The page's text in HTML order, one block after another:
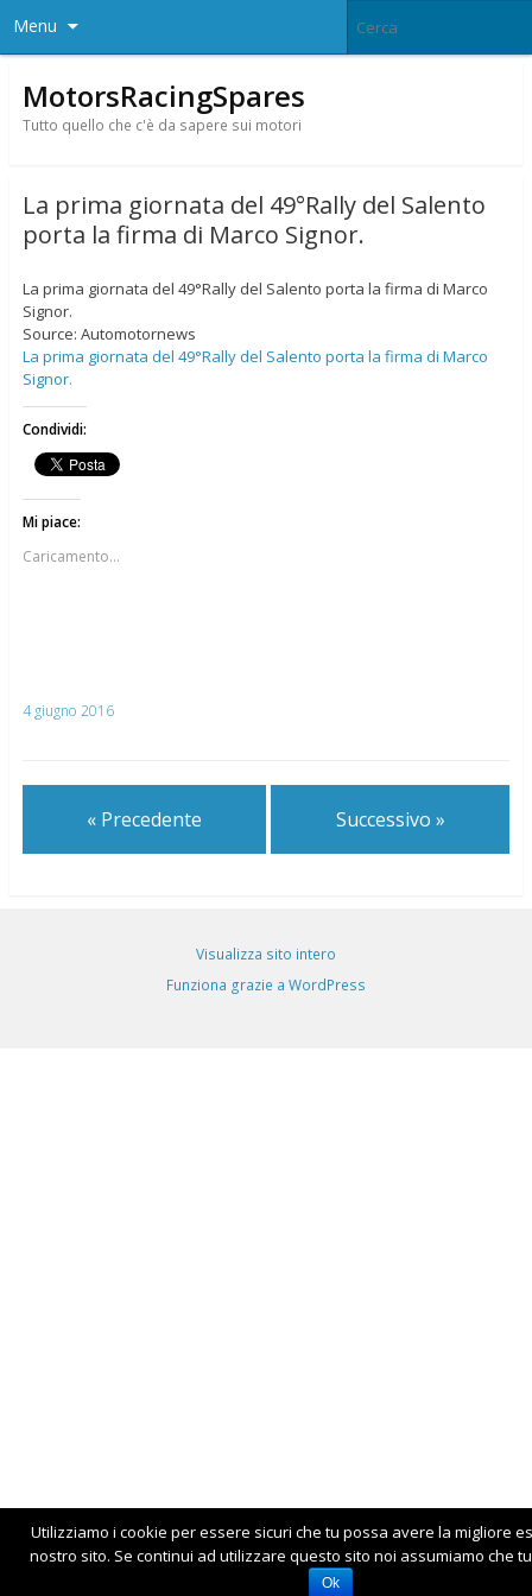
Menu
MotorsRacingSpares
Tutto quello che c'è da sapere sui motori
La prima giornata del 49°Rally del Salento
porta la firma di Marco Signor.
La prima giornata del 49°Rally del Salento porta la firma di Marco
Signor.
Source: Automotornews
La prima giornata del 49°Rally del Salento porta la firma di Marco
Signor.
Condividi:
Mi piace:
Caricamento...
4 giugno 2016
« Precedente Successivo »
Visualizza sito intero
Funziona grazie a WordPress
Utilizziamo i cookie per essere sicuri che tu possa avere la migliore
nostro sito. Se continui ad utilizzare questo sito noi assumiamo che
Ok